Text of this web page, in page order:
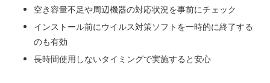
空き容量不足や周辺機器の対応状況を事前にチェック
インストール前にウイルス対策ソフトを一時的に終了する
のも有効
長時間使用しないタイミングで実施すると安心